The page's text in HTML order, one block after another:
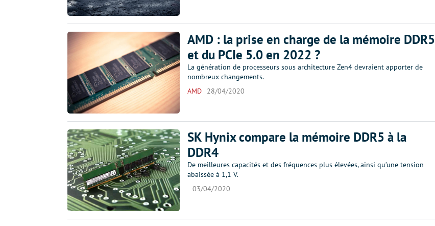
AMD : la prise en charge de la mémoire DDR5
et du PCIe 5.0 en 2022 ?
La génération de processeurs sous architecture Zen4 devraient apporter de
nombreux changements.
AMD
28/04/2020
SK Hynix compare la mémoire DDR5 à la
DDR4
De meilleures capacités et des fréquences plus élevées, ainsi qu’une tension
abaissée à 1,1 V.
03/04/2020